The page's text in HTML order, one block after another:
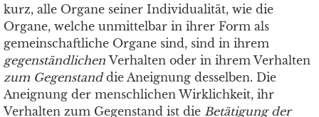
kurz, alle Organe seiner Individualität, wie die
Organe, welche unmittelbar in ihrer Form als
gemeinschaftliche Organe sind, sind in ihrem
gegenständlichenVerhalten oder in ihrem Verhalten
zum Gegenstanddie Aneignung desselben. Die
Aneignung der menschlichen Wirklichkeit, ihr
Verhalten zum Gegenstand ist die Betätigung der